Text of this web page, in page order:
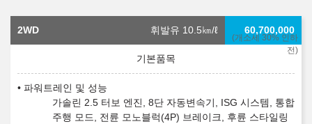
2WD 휘발유 10.5㎞/ℓ
(개소세 30% 인하
전)
60,700,000
파워트레인 및 성능
가솔린 2.5 터보 엔진, 8단 자동변속기, ISG 시스템, 통합
주행 모드, 전륜 모노블럭(4P) 브레이크, 후륜 스타일링